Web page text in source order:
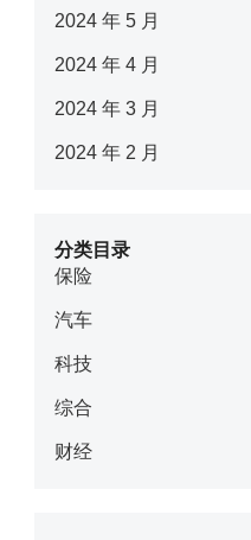
2024 年 5 月
2024 年 4 月
2024 年 3 月
2024 年 2 月
分类目录
保险
汽车
科技
综合
财经